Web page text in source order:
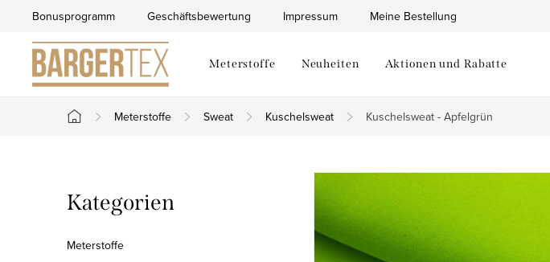
springen
Bonusprogramm Geschäftsbewertung Impressum Meine Bestellung
Meterstoffe Neuheiten Aktionen und Rabatte
Startseite
Meterstoffe Sweat Kuschelsweat Kuschelsweat - Apfelgrün
e
i
Kategorien
überspringen
Kategorien
Meterstoffe